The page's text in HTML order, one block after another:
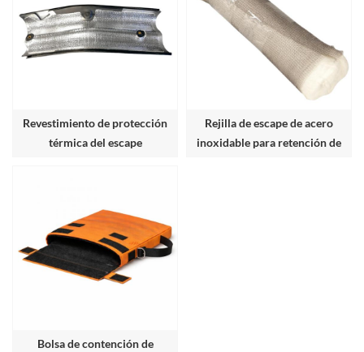
Revestimiento de protección
térmica del escape
Rejilla de escape de acero
inoxidable para retención de
Bolsa de contención de